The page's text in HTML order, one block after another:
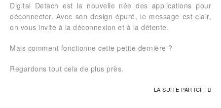
Digital Detach est la nouvelle née des applications pour
déconnecter. Avec son design épuré, le message est clair,
on vous invite à la déconnexion et à la détente.
Mais comment fonctionne cette petite dernière ?
Regardons tout cela de plus près.
LA SUITE PAR ICI !